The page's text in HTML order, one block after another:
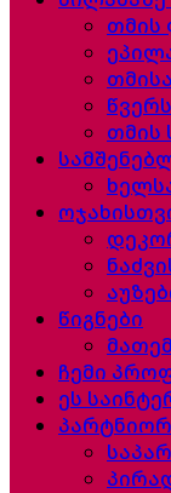
თმის
თმის
წიგნები
ჩემი
ეს